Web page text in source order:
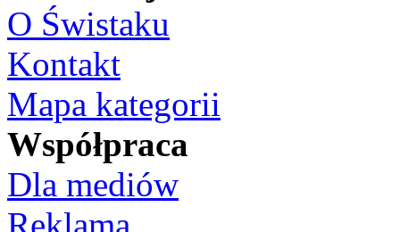
O Świstaku
Kontakt
Mapa kategorii
Współpraca
Dla mediów